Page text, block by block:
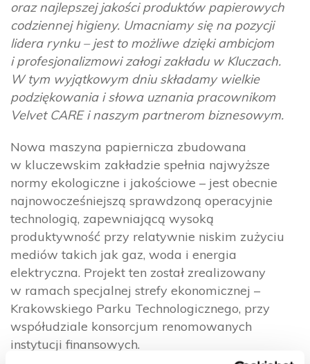
oraz najlepszej jakości produktów papierowych
codziennej higieny. Umacniamy się na pozycji
lidera rynku – jest to możliwe dzięki ambicjom
i profesjonalizmowi załogi zakładu w Kluczach.
W tym wyjątkowym dniu składamy wielkie
podziękowania i słowa uznania pracownikom
Velvet CARE i naszym partnerom biznesowym.
Nowa maszyna papiernicza zbudowana
w kluczewskim zakładzie spełnia najwyższe
normy ekologiczne i jakościowe – jest obecnie
najnowocześniejszą sprawdzoną operacyjnie
technologią, zapewniającą wysoką
produktywność przy relatywnie niskim zużyciu
mediów takich jak gaz, woda i energia
elektryczna. Projekt ten został zrealizowany
w ramach specjalnej strefy ekonomicznej –
Krakowskiego Parku Technologicznego, przy
współudziale konsorcjum renomowanych
instytucji finansowych.